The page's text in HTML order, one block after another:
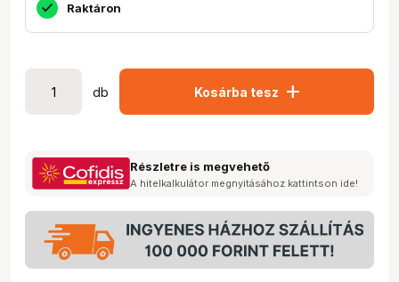
Raktáron
db Kosárba tesz add
Részletre is megvehető
A hitelkalkulátor megnyitásához kattintson ide!